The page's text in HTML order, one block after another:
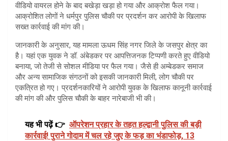
वीडियो वायरल होने के बाद बखेड़ा खड़ा हो गया और आक्रोश फैल गया।
आक्रोशित लोगों ने धर्मपुर पुलिस चौकी पर प्रदर्शन कर आरोपी के खिलाफ
सख्त कार्रवाई की मांग की।
जानकारी के अनुसार, यह मामला ऊधम सिंह नगर जिले के जसपुर क्षेत्र का
है। यहां एक युवक ने डॉ. अंबेडकर पर आपत्तिजनक टिप्पणी करते हुए वीडियो
बनाया, जो तेजी से सोशल मीडिया पर फैल गया। जैसे ही अम्बेडकर समाज
और अन्य सामाजिक संगठनों को इसकी जानकारी मिली, लोग चौकी पर
एकत्रित हो गए। प्रदर्शनकारियों ने आरोपी युवक के खिलाफ कानूनी कार्रवाई
की मांग की और पुलिस चौकी के बाहर नारेबाजी भी की।
यह भी पढ़ें 👉 ऑपरेशन प्रहार के तहत हल्द्वानी पुलिस की बड़ी
कार्रवाई! पुराने गोदाम में चल रहे जुए के फड़ का भंडाफोड़, 13